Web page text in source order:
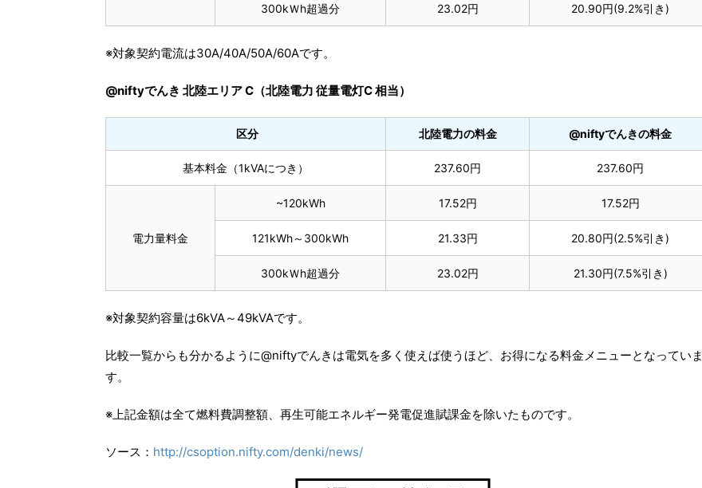
300kＷh超過分 23.02円 20.90円(9.2%引き)
※対象契約電流は30A/40A/50A/60Aです。
@niftyでんき 北陸エリア C（北陸電力 従量電灯C 相当）
区分 北陸電力の料金 @niftyでんきの料金
基本料金（1kVAにつき） 237.60円 237.60円
電力量料金
~120kWh 17.52円 17.52円
121kWh～300kWh 21.33円 20.80円(2.5%引き)
300kＷh超過分 23.02円 21.30円(7.5%引き)
※対象契約容量は6kVA～49kVAです。
比較一覧からも分かるように@niftyでんきは電気を多く使えば使うほど、お得になる料金メニューとなっていま
す。
※上記金額は全て燃料費調整額、再生可能エネルギー発電促進賦課金を除いたものです。
ソース： http://csoption.nifty.com/denki/news/